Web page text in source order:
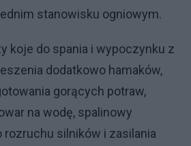
stanowisku ogniowym.
koje do spania i wypoczynku z
dodatkowo hamaków,
gorących potraw,
na wodę, spalinowy
rozruchu silników i zasilania